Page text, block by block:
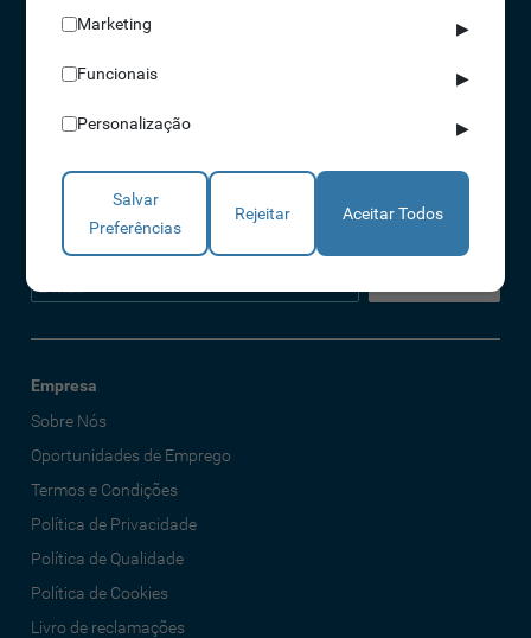
empresa, de forma segura e confidencial. Mais informações referentes à
Política de Privacidade
Declaro que li e aceito os Termos e Condições
Empresa
Sobre Nós
Oportunidades de Emprego
Termos e Condições
Política de Privacidade
Política de Qualidade
Política de Cookies
Livro de reclamações
Marketing ▶
Funcionais ▶
Personalização ▶
Salvar
Preferências
Rejeitar Aceitar Todos